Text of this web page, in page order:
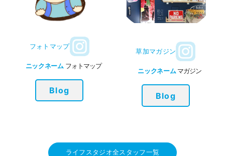
フォトマップ
ニックネーム フォトマップ
Blog
草加マガジン
ニックネームマガジン
Blog
ライフスタジオ全スタッフ一覧